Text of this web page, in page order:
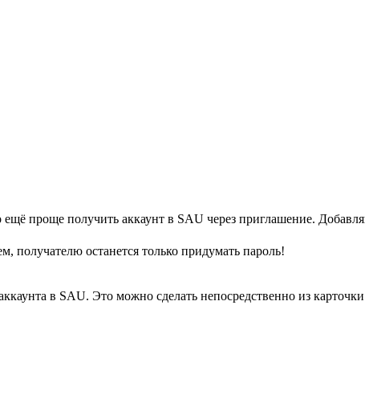
проще получить аккаунт в SAU через приглашение.
останется только придумать пароль!
в SAU. Это можно сделать непосредственно из